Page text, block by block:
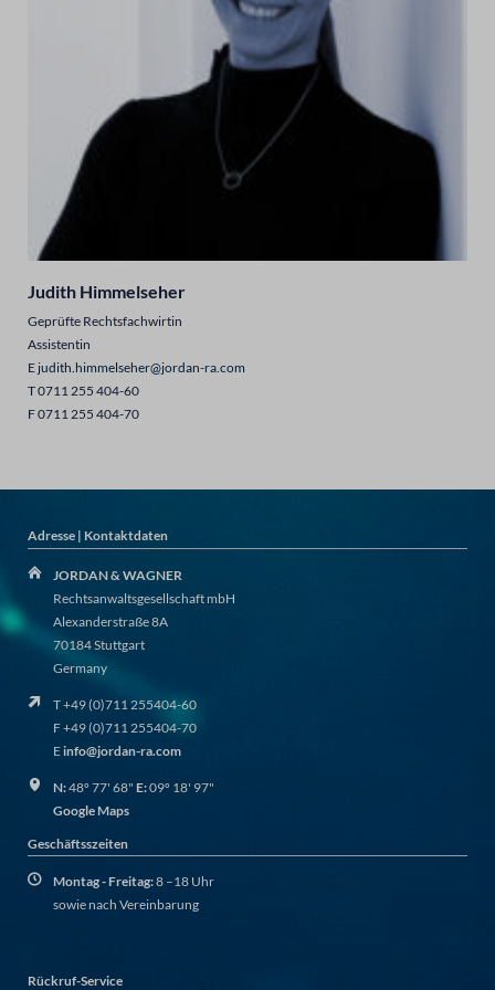
Judith Himmelseher
Geprüfte Rechtsfachwirtin
Assistentin
E judith.himmelseher@jordan-ra.com
T 0711 255 404-60
F 0711 255 404-70
Adresse | Kontaktdaten
JORDAN & WAGNER
Rechtsanwaltsgesellschaft mbH
Alexanderstraße 8A
70184 Stuttgart
Germany
T +49 (0)711 255404-60
F +49 (0)711 255404-70
Einfo@jordan-ra.com
N:48º 77' 68" E:09º 18' 97"
Google Maps
Geschäftsszeiten
Montag - Freitag:8 –18 Uhr
sowie nach Vereinbarung
Rückruf-Service